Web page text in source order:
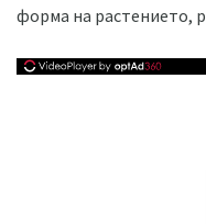
форма на растението,